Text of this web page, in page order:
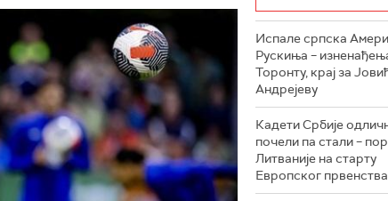
Испале српска
Рускиња –
Торонту, крај за
Андрејеву
Кадети Србије
почели па стали –
Литваније на старту
Европског првенства